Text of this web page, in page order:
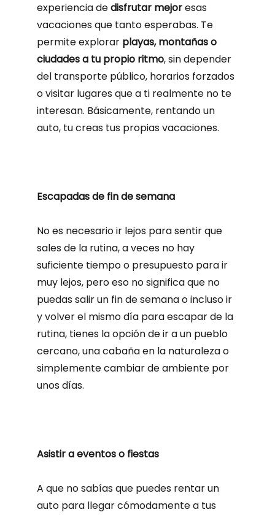
experiencia dedisfrutar mejoresas
vacaciones que tanto esperabas. Te
permite explorar playas, montañas o
ciudades a tu propio ritmo, sin depender
del transporte público, horarios forzados
o visitar lugares que a ti realmente no te
interesan. Básicamente, rentando un
auto, tu creas tus propias vacaciones.
Escapadas de fin de semana
No es necesario ir lejos para sentir que
sales de la rutina, a veces no hay
suficiente tiempo o presupuesto para ir
muy lejos, pero eso no significa que no
puedas salir un fin de semana o incluso ir
y volver el mismo día para escapar de la
rutina, tienes la opción de ir a un pueblo
cercano, una cabaña en la naturaleza o
simplemente cambiar de ambiente por
unos días.
Asistir a eventos o fiestas
A que no sabías que puedes rentar un
auto para llegar cómodamente a tus